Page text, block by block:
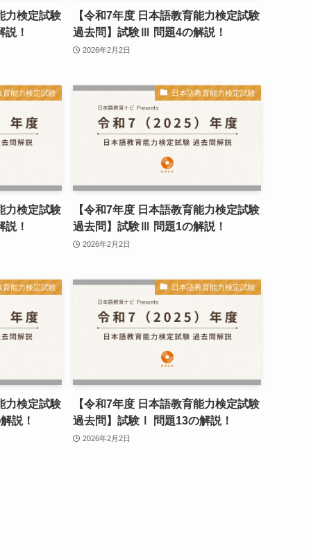
力検定試験
！
【令和7年度 日本語教育能力検定試験
過去問】試験Ⅲ 問題4の解説！
2026年2月2日
育能力検定試験
力検定試験
！
日本語教育能力検定試験
【令和7年度 日本語教育能力検定試験
過去問】試験Ⅲ 問題1の解説！
2026年2月2日
育能力検定試験
力検定試験
説！
日本語教育能力検定試験
【令和7年度 日本語教育能力検定試験
過去問】試験Ⅰ 問題13の解説！
2026年2月2日